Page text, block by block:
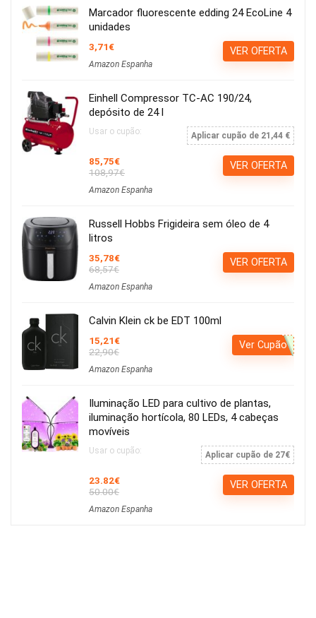
Marcador fluorescente edding 24 EcoLine 4
unidades
3,71€
Amazon Espanha
VER OFERTA
Einhell Compressor TC-AC 190/24,
depósito de 24 l
Usar o cupão: Aplicar cupão de 21,44 €
85,75€
108,97€
Amazon Espanha
VER OFERTA
Russell Hobbs Frigideira sem óleo de 4
litros
35,78€
68,57€
Amazon Espanha
VER OFERTA
Calvin Klein ck be EDT 100ml
15,21€
22,90€
Amazon Espanha
Ver Cupão
Iluminação LED para cultivo de plantas,
iluminação hortícola, 80 LEDs, 4 cabeças
movíveis
Usar o cupão: Aplicar cupão de 27€
23.82€
50.00€
Amazon Espanha
VER OFERTA